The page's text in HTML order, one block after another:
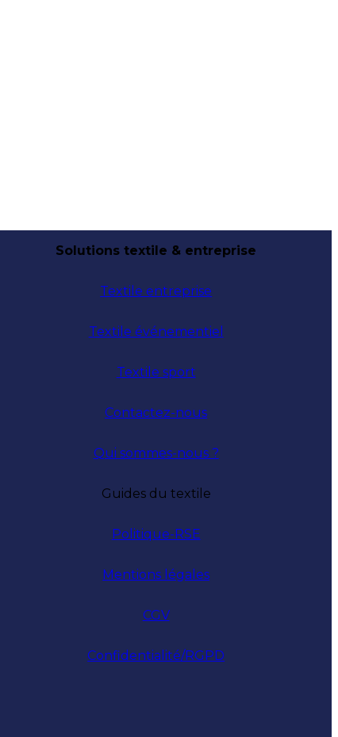
Solutions textile & entreprise
Textile entreprise
Textile événementiel
Textile sport
Contactez-nous
Qui sommes-nous ?
Guides du textile
Politique-RSE
Mentions légales
CGV
Confidentialité/RGPD